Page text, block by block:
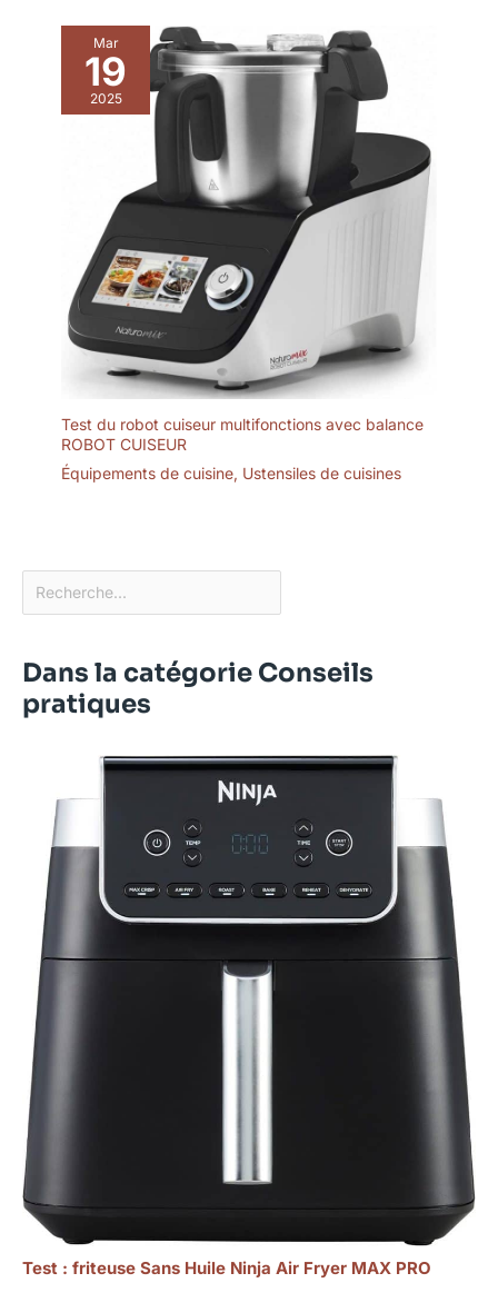
Mar
19
2025
Test du robot cuiseur multifonctions avec balance
ROBOT CUISEUR
Équipements de cuisine, Ustensiles de cuisines
Dans la catégorie Conseils
pratiques
Test : friteuse Sans Huile Ninja Air Fryer MAX PRO